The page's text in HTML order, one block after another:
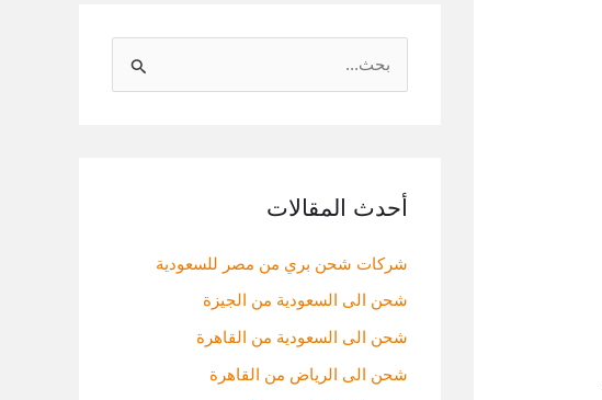
ث
ن
:
أحدث المقالات
شركات شحن بري من مصر للسعودية
شحن الى السعودية من الجيزة
شحن الى السعودية من القاهرة
شحن الى الرياض من القاهرة